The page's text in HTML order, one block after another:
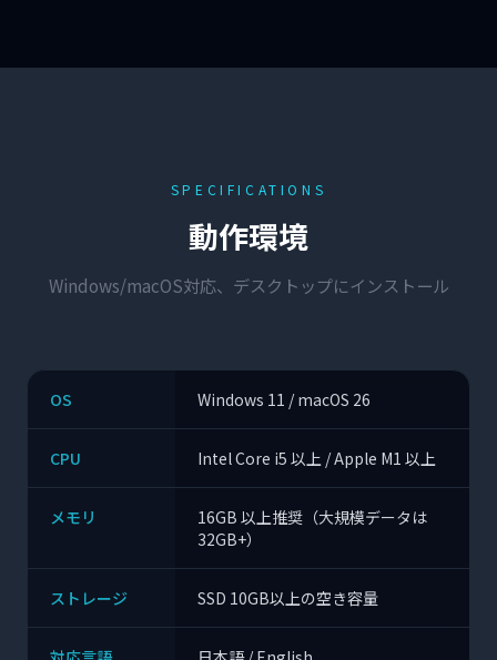
SPECIFICATIONS
動作環境
Windows/macOS対応、デスクトップにインストール
OS Windows 11 / macOS 26
CPU Intel Core i5 以上 / Apple M1 以上
メモリ
16GB 以上推奨（大規模データは
32GB+）
ストレージ SSD 10GB以上の空き容量